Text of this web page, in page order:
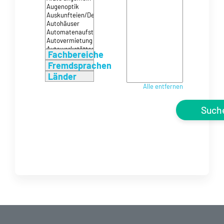
Fachbereiche
Fremdsprachen
Länder
Alle entfernen